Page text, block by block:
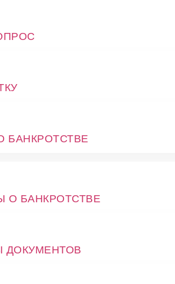
БАНКРОТСТВЕ
О БАНКРОТСТВЕ
ДОКУМЕНТОВ